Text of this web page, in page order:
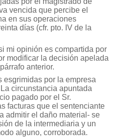
vencida que percibe el
en sus operaciones
días (cfr. pto. IV de la
mi opinión es compartida por
modificar la decisión apelada
anterior.
esgrimidas por la empresa
circunstancia apuntada
pagado por el Sr.
facturas que el sentenciante
admitir el daño material- se
de la intermediaria y un
alguno, corroborada.